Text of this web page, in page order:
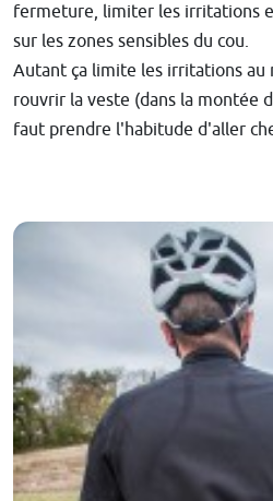
fermeture, limiter les irritations
sur les zones sensibles du cou.
Autant ça limite les irritations au
rouvrir la veste (dans la montée
faut prendre l'habitude d'aller